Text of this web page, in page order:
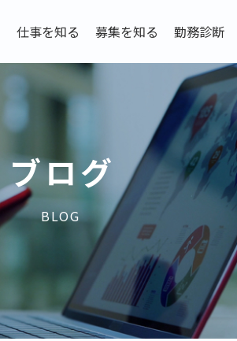
仕事を知る 募集を知る 勤務診断
ブログ
BLOG